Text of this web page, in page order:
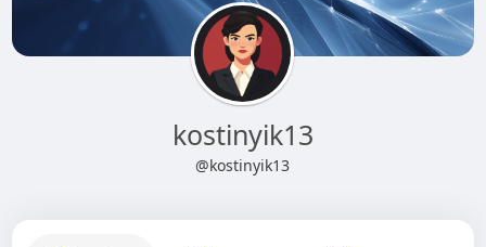
kostinyik13
@kostinyik13